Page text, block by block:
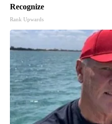
Recognize
Rank Upwards